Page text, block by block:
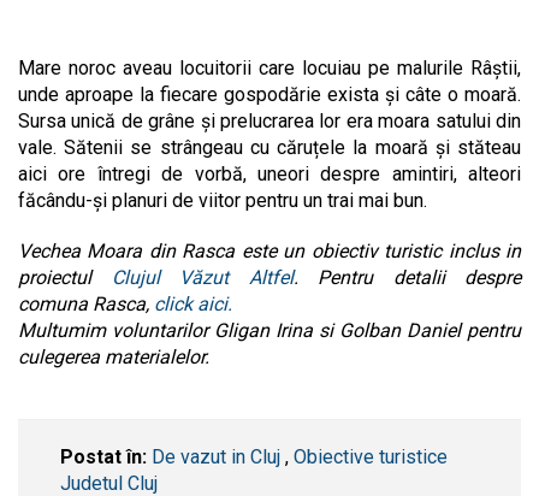
Mare noroc aveau locuitorii care locuiau pe malurile Râștii,
unde aproape la fiecare gospodărie exista și câte o moară.
Sursa unică de grâne și prelucrarea lor era moara satului din
vale. Sătenii se strângeau cu căruțele la moară și stăteau
aici ore întregi de vorbă, uneori despre amintiri, alteori
făcându-şi planuri de viitor pentru un trai mai bun.
Vechea Moara din Rasca este un obiectiv turistic inclus in
proiectul
Clujul Văzut Altfel. Pentru detalii despre
comuna Rasca, click aici.
Multumim voluntarilor Gligan Irina si Golban Daniel pentru
culegerea materialelor.
Postat în: De vazut in Cluj , Obiective turistice
Judetul Cluj